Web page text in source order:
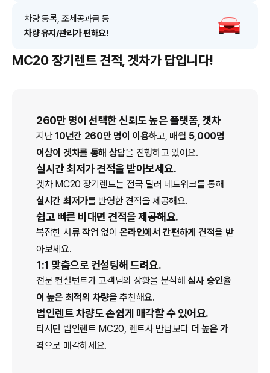
차량 등록, 조세공과금 등
차량 유지/관리가 편해요!
MC20 장기렌트 견적, 겟차가 답입니다!
260만 명이 선택한 신뢰도 높은 플랫폼, 겟차
지난10년간 260만 명이 이용하고, 매월 5,000명
이상이 겟차를 통해 상담을 진행하고 있어요.
실시간 최저가 견적을 받아보세요.
겟차 MC20 장기렌트는 전국 딜러 네트워크를 통해
실시간 최저가를 반영한 견적을 제공해요.
쉽고 빠른 비대면 견적을 제공해요.
복잡한 서류 작업 없이온라인에서 간편하게 견적을 받
아보세요.
1:1 맞춤으로 컨설팅해 드려요.
전문 컨설턴트가 고객님의 상황을 분석해 심사 승인율
이 높은 최적의 차량을 추천해요.
법인렌트 차량도 손쉽게 매각할 수 있어요.
타시던 법인렌트 MC20 , 렌트사 반납보다 더 높은 가
격으로 매각하세요.